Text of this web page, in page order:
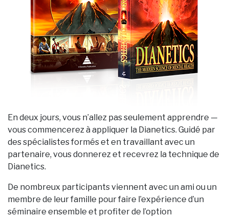
En deux jours, vous n’allez pas seulement apprendre —
vous commencerez à appliquer la Dianetics. Guidé par
des spécialistes formés et en travaillant avec un
partenaire, vous donnerez et recevrez la technique de
Dianetics.
De nombreux participants viennent avec un ami ou un
membre de leur famille pour faire l’expérience d’un
séminaire ensemble et profiter de l’option